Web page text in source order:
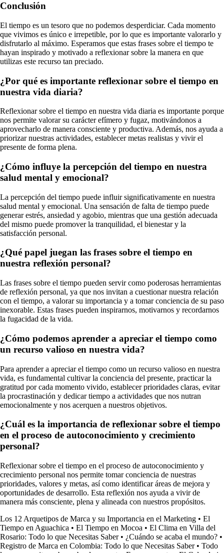
Conclusión
El tiempo es un tesoro que no podemos desperdiciar. Cada momento
que vivimos es único e irrepetible, por lo que es importante valorarlo y
disfrutarlo al máximo. Esperamos que estas frases sobre el tiempo te
hayan inspirado y motivado a reflexionar sobre la manera en que
utilizas este recurso tan preciado.
¿Por qué es importante reflexionar sobre el tiempo en
nuestra vida diaria?
Reflexionar sobre el tiempo en nuestra vida diaria es importante porque
nos permite valorar su carácter efímero y fugaz, motivándonos a
aprovecharlo de manera consciente y productiva. Además, nos ayuda a
priorizar nuestras actividades, establecer metas realistas y vivir el
presente de forma plena.
¿Cómo influye la percepción del tiempo en nuestra
salud mental y emocional?
La percepción del tiempo puede influir significativamente en nuestra
salud mental y emocional. Una sensación de falta de tiempo puede
generar estrés, ansiedad y agobio, mientras que una gestión adecuada
del mismo puede promover la tranquilidad, el bienestar y la
satisfacción personal.
¿Qué papel juegan las frases sobre el tiempo en
nuestra reflexión personal?
Las frases sobre el tiempo pueden servir como poderosas herramientas
de reflexión personal, ya que nos invitan a cuestionar nuestra relación
con el tiempo, a valorar su importancia y a tomar conciencia de su paso
inexorable. Estas frases pueden inspirarnos, motivarnos y recordarnos
la fugacidad de la vida.
¿Cómo podemos aprender a apreciar el tiempo como
un recurso valioso en nuestra vida?
Para aprender a apreciar el tiempo como un recurso valioso en nuestra
vida, es fundamental cultivar la conciencia del presente, practicar la
gratitud por cada momento vivido, establecer prioridades claras, evitar
la procrastinación y dedicar tiempo a actividades que nos nutran
emocionalmente y nos acerquen a nuestros objetivos.
¿Cuál es la importancia de reflexionar sobre el tiempo
en el proceso de autoconocimiento y crecimiento
personal?
Reflexionar sobre el tiempo en el proceso de autoconocimiento y
crecimiento personal nos permite tomar conciencia de nuestras
prioridades, valores y metas, así como identificar áreas de mejora y
oportunidades de desarrollo. Esta reflexión nos ayuda a vivir de
manera más consciente, plena y alineada con nuestros propósitos.
Los 12 Arquetipos de Marca y su Importancia en el Marketing • El
Tiempo en Aguachica • El Tiempo en Mocoa • El Clima en Villa del
Rosario: Todo lo que Necesitas Saber• ¿Cuándo se acaba el mundo? •
Registro de Marca en Colombia: Todo lo que Necesitas Saber• Todo